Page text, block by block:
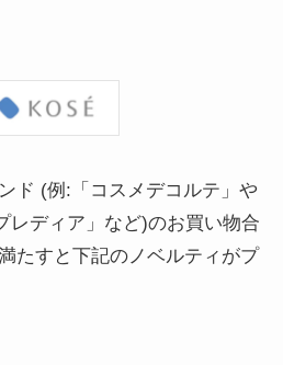
ド (例:「コスメデコルテ」や
レディア」など)のお買い物合
たすと下記のノベルティがプ